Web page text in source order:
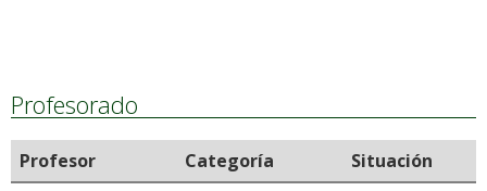
Profesorado
Profesor Categoría
Situación